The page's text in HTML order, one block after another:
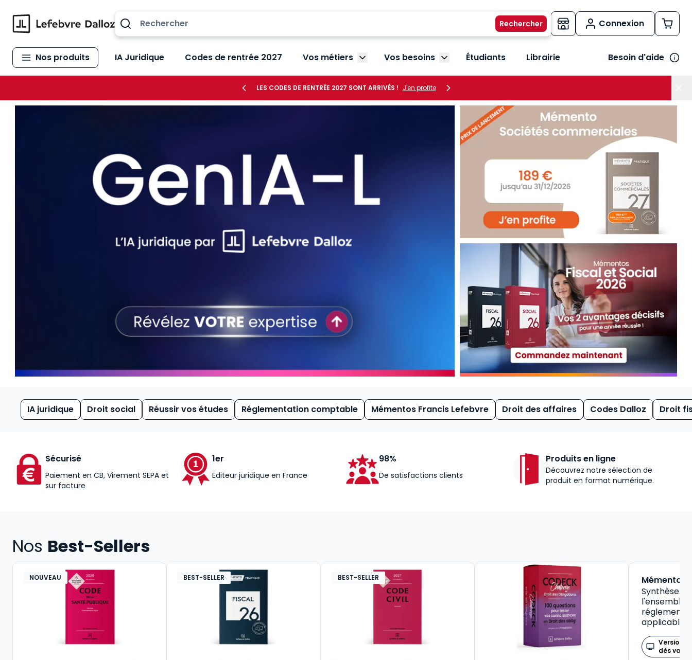
Connexion
Nos produits IA Juridique Codes de rentrée 2027 Vos métiers Afficher le sous-menu Vos métiers
Vos besoins Afficher le sous-menu Vos besoins
Étudiants Librairie Besoin d'aide
LES CODES DE RENTRÉE 2027 SONT ARRIVÉS ! J'en profite
IA juridique Droit social Réussir vos études Réglementation comptable Mémentos Francis Lefebvre Droit des affaires Codes Dalloz Droit
Sécurisé
Paiement en CB, Virement SEPA et
sur facture
1er
Editeur juridique en France
98%
De satisfactions clients
Produits en ligne
Découvrez notre sélection de
produit en format numérique.
Nos Best-Sellers
NOUVEAU BEST-SELLER BEST-SELLER BEST-SELLER
Mémento
Synthèse
l'ensemble
applicable
Version
dès